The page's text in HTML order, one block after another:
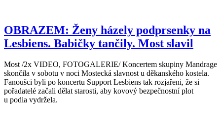
OBRAZEM: Ženy házely podprsenky na
Lesbiens. Babičky tančily. Most slavil
Most /2x VIDEO, FOTOGALERIE/ Koncertem skupiny Mandrage
skončila v sobotu v noci Mostecká slavnost u děkanského kostela.
Fanoušci byli po koncertu Support Lesbiens tak rozjařeni, že si
pořadatelé začali dělat starosti, aby kovový bezpečnostní plot
u podia vydržela.